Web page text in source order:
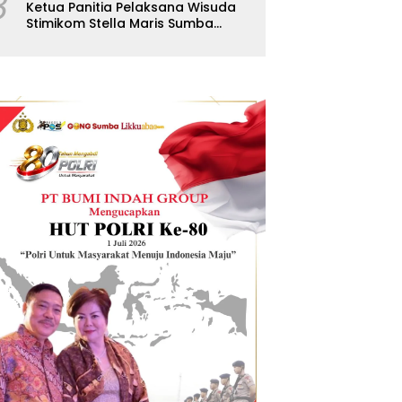
Ketua Panitia Pelaksana Wisuda
Stimikom Stella Maris Sumba